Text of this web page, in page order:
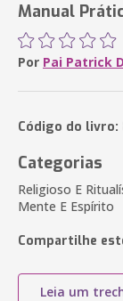
Manual
Por Pai Patrick
Código do livro:
Categorias
Religioso E
Mente E Espírito
Compartilhe
Leia um